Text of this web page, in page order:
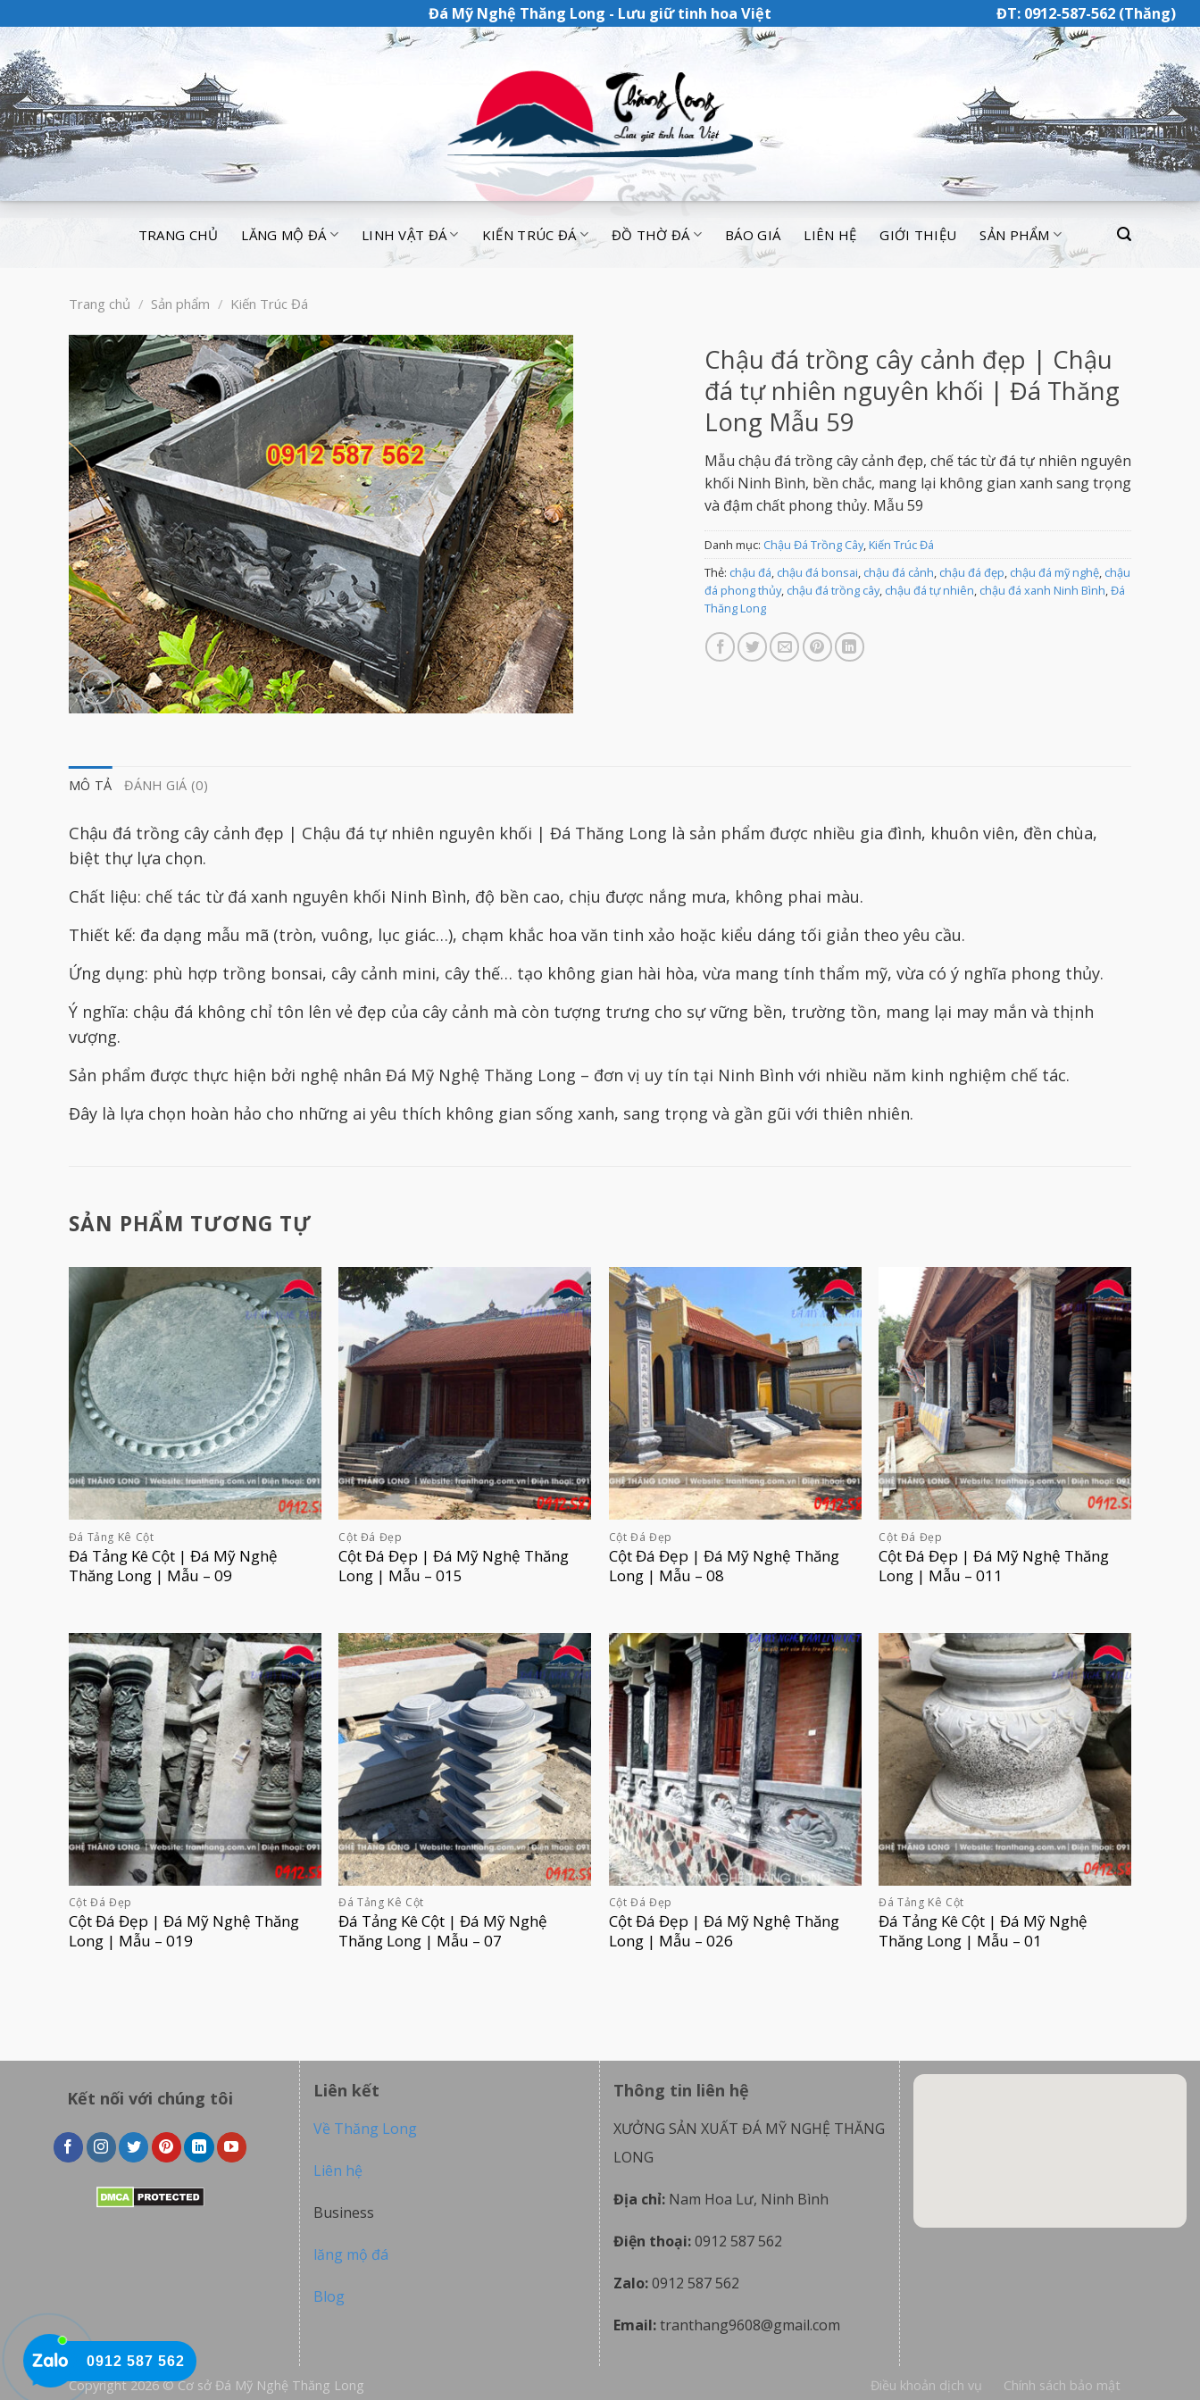
Đá Mỹ Nghệ Thăng Long - Lưu giữ tinh hoa Việt ĐT: 0912-587-562 (Thăng)
TRANG CHỦ LĂNG MỘ ĐÁ LINH VẬT ĐÁ KIẾN TRÚC ĐÁ ĐỒ THỜ ĐÁ BÁO GIÁ LIÊN HỆ GIỚI THIỆU SẢN PHẨM
Trang chủ / Sản phẩm / Kiến Trúc Đá
Chậu đá trồng cây cảnh đẹp | Chậu
đá tự nhiên nguyên khối | Đá Thăng
Long Mẫu 59
Mẫu chậu đá trồng cây cảnh đẹp, chế tác từ đá tự nhiên nguyên
khối Ninh Bình, bền chắc, mang lại không gian xanh sang trọng
và đậm chất phong thủy. Mẫu 59
Danh mục: Chậu Đá Trồng Cây, Kiến Trúc Đá
Thẻ: chậu đá chậu đá bonsai chậu đá cảnh chậu đá đẹp chậu đá mỹ nghệ, chậu
đá phong thủy, chậu đá trồng cây, chậu đá tự nhiên chậu đá xanh Ninh Bình Đá
Thăng Long
MÔ TẢ ĐÁNH GIÁ (0)
Chậu đá trồng cây cảnh đẹp | Chậu đá tự nhiên nguyên khối | Đá Thăng Long là sản phẩm được nhiều gia đình, khuôn viên, đền chùa,
biệt thự lựa chọn.
Chất liệu: chế tác từ đá xanh nguyên khối Ninh Bình, độ bền cao, chịu được nắng mưa, không phai màu.
Thiết kế: đa dạng mẫu mã (tròn, vuông, lục giác…), chạm khắc hoa văn tinh xảo hoặc kiểu dáng tối giản theo yêu cầu.
Ứng dụng: phù hợp trồng bonsai, cây cảnh mini, cây thế… tạo không gian hài hòa, vừa mang tính thẩm mỹ, vừa có ý nghĩa phong thủy.
Ý nghĩa: chậu đá không chỉ tôn lên vẻ đẹp của cây cảnh mà còn tượng trưng cho sự vững bền, trường tồn, mang lại may mắn và thịnh
vượng.
Sản phẩm được thực hiện bởi nghệ nhân Đá Mỹ Nghệ Thăng Long – đơn vị uy tín tại Ninh Bình với nhiều năm kinh nghiệm chế tác.
Đây là lựa chọn hoàn hảo cho những ai yêu thích không gian sống xanh, sang trọng và gần gũi với thiên nhiên.
SẢN PHẨM TƯƠNG TỰ
Đá Tảng Kê Cột
Đá Tảng Kê Cột | Đá Mỹ Nghệ
Thăng Long | Mẫu – 09
Cột Đá Đẹp
Cột Đá Đẹp | Đá Mỹ Nghệ Thăng
Long | Mẫu – 015
Cột Đá Đẹp
Cột Đá Đẹp | Đá Mỹ Nghệ Thăng
Long | Mẫu – 08
Cột Đá Đẹp
Cột Đá Đẹp | Đá Mỹ Nghệ Thăng
Long | Mẫu – 011
Cột Đá Đẹp
Cột Đá Đẹp | Đá Mỹ Nghệ Thăng
Long | Mẫu – 019
Đá Tảng Kê Cột
Đá Tảng Kê Cột | Đá Mỹ Nghệ
Thăng Long | Mẫu – 07
Cột Đá Đẹp
Cột Đá Đẹp | Đá Mỹ Nghệ Thăng
Long | Mẫu – 026
Đá Tảng Kê Cột
Đá Tảng Kê Cột | Đá Mỹ Nghệ
Thăng Long | Mẫu – 01
Kết nối với chúng tôi Liên kết
Về Thăng Long
Liên hệ
Business
lăng mộ đá
Blog
Thông tin liên hệ
XƯỞNG SẢN XUẤT ĐÁ MỸ NGHỆ THĂNG
LONG
Địa chỉ: Nam Hoa Lư, Ninh Bình
Điện thoại:0912 587 562
Zalo:0912 587 562
Email:tranthang9608@gmail.com
Điều khoản dịch vụ Chính sách bảo mật
Copyright 2026 © Cơ sở Đá Mỹ Nghệ Thăng Long
0912 587 562